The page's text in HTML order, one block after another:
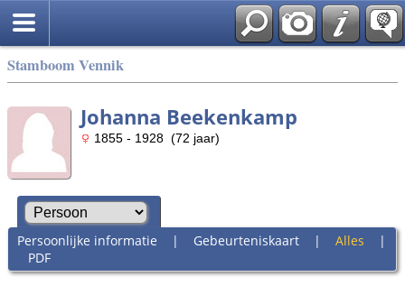
Stamboom Vennik
Johanna Beekenkamp
1855 - 1928 (72 jaar)
Persoonlijke informatie | Gebeurteniskaart| Alles |
PDF